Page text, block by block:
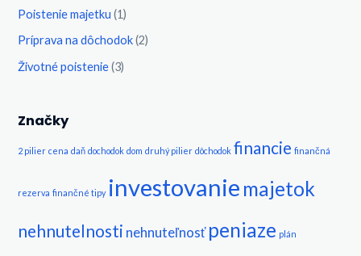
Poistenie majetku (1)
Príprava na dôchodok(2)
Životné poistenie(3)
Značky
2 pilier cena daň dochodok dom druhý pilier dôchodok financie finančná
rezerva finančné tipy investovanie majetok
nehnutelnosti nehnuteľnosť peniaze plán